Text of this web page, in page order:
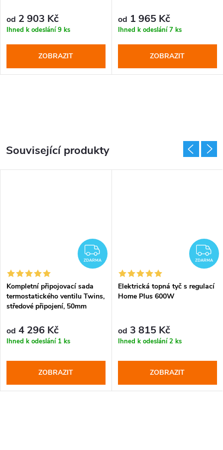
od 2 903 Kč
Ihned k odeslání9 ks
ZOBRAZIT
od 1 965 Kč
Ihned k odeslání7 ks
ZOBRAZIT
Související produkty
ZDARMA
ZDARMA
Kompletní připojovací sada
termostatického ventilu Twins,
středové připojení, 50mm
od 4 296 Kč
Ihned k odeslání 1 ks
ZOBRAZIT
ZDARMA
Elektrická topná tyč s regulací
Home Plus 600W
od 3 815 Kč
Ihned k odeslání2 ks
ZOBRAZIT